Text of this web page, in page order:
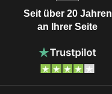
Seit über 20 Jahren
an Ihrer Seite